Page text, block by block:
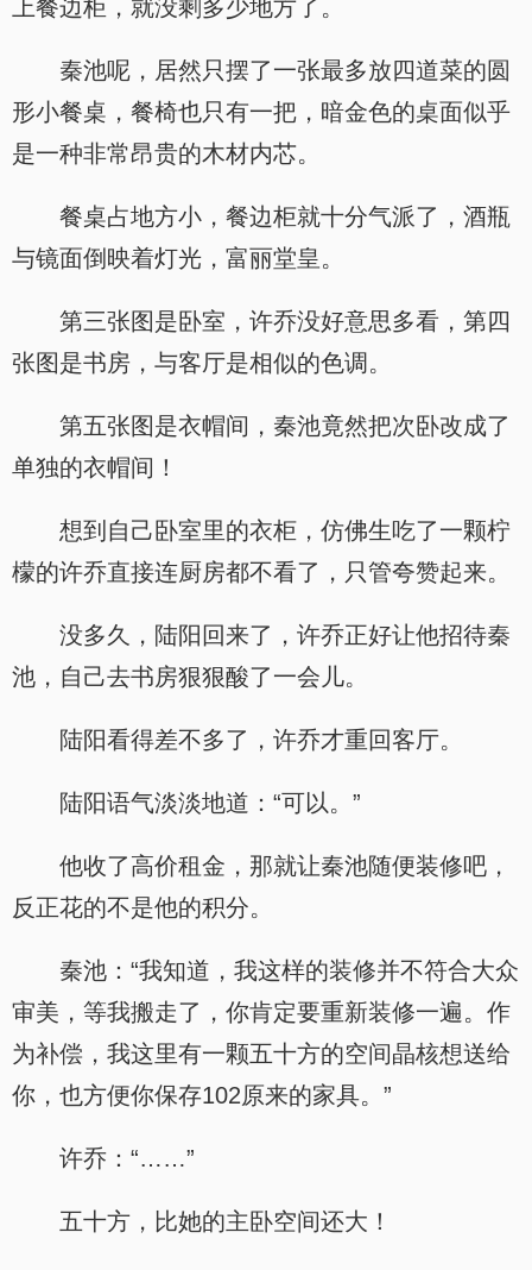
上餐边柜，就没剩多少地方了。
秦池呢，居然只摆了一张最多放四道菜的圆
形小餐桌，餐椅也只有一把，暗金色的桌面似乎
是一种非常昂贵的木材内芯。
餐桌占地方小，餐边柜就十分气派了，酒瓶
与镜面倒映着灯光，富丽堂皇。
第三张图是卧室，许乔没好意思多看，第四
张图是书房，与客厅是相似的色调。
第五张图是衣帽间，秦池竟然把次卧改成了
单独的衣帽间！
想到自己卧室里的衣柜，仿佛生吃了一颗柠
檬的许乔直接连厨房都不看了，只管夸赞起来。
没多久，陆阳回来了，许乔正好让他招待秦
池，自己去书房狠狠酸了一会儿。
陆阳看得差不多了，许乔才重回客厅。
陆阳语气淡淡地道：“可以。”
他收了高价租金，那就让秦池随便装修吧，
反正花的不是他的积分。
秦池：“我知道，我这样的装修并不符合大众
审美，等我搬走了，你肯定要重新装修一遍。作
为补偿，我这里有一颗五十方的空间晶核想送给
你，也方便你保存102原来的家具。”
许乔：“……”
五十方，比她的主卧空间还大！